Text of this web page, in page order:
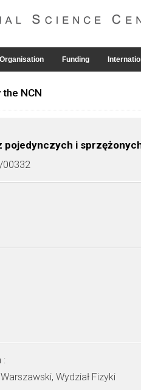
Organisation Funding
NCN
pojedynczych i
00332
:
Wydział Fizyki